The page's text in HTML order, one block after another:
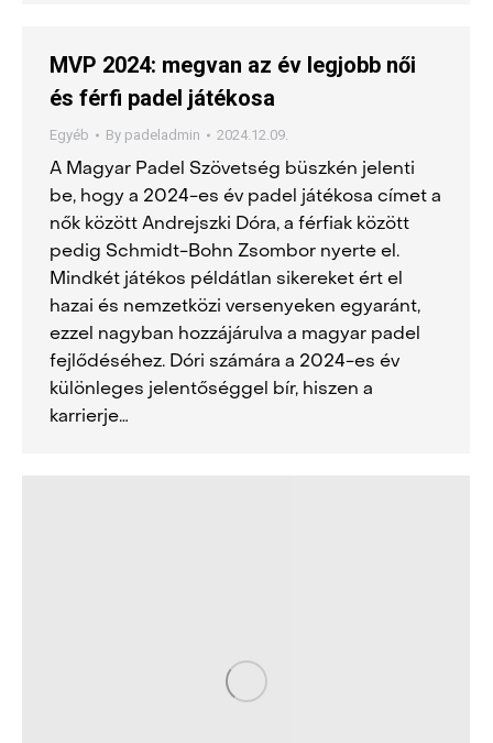
MVP 2024: megvan az év legjobb női
és férfi padel játékosa
Egyéb By padeladmin 2024.12.09.
A Magyar Padel Szövetség büszkén jelenti
be, hogy a 2024-es év padel játékosa címet a
nők között Andrejszki Dóra, a férfiak között
pedig Schmidt-Bohn Zsombor nyerte el.
Mindkét játékos példátlan sikereket ért el
hazai és nemzetközi versenyeken egyaránt,
ezzel nagyban hozzájárulva a magyar padel
fejlődéséhez. Dóri számára a 2024-es év
különleges jelentőséggel bír, hiszen a
karrierje…